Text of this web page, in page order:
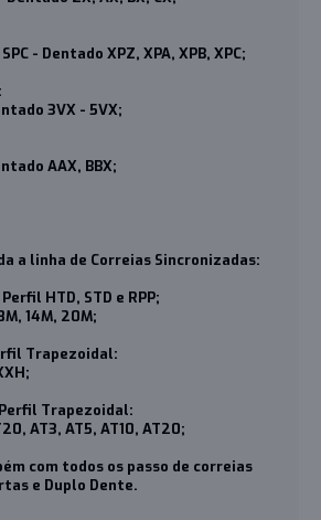
- Dentado XPZ, XPA, XPB, XPC;
3VX - 5VX;
AAX, BBX;
a linha de Correias Sincronizadas:
HTD, STD e RPP;
14M, 20M;
Trapezoidal:
Trapezoidal:
AT3, AT5, AT10, AT20;
com todos os passo de correias
e Duplo Dente.